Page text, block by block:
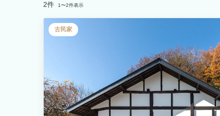
2件 1〜2件表示
古民家